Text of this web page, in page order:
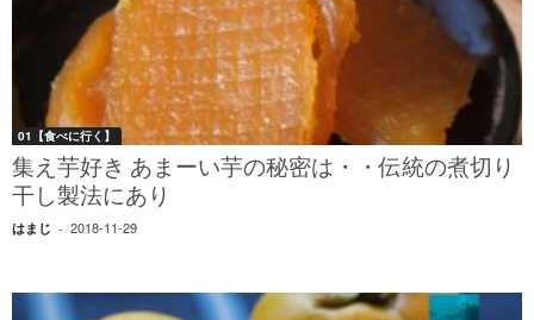
01【食べに行く】
集え芋好き あまーい芋の秘密は・・伝統の煮切り
干し製法にあり
はまじ - 2018-11-29